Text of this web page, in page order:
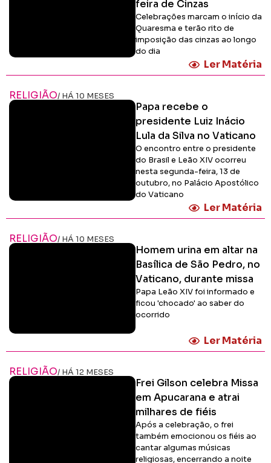
feira de Cinzas
Celebrações marcam o início da
Quaresma e terão rito de
imposição das cinzas ao longo
do dia
Ler Matéria
RELIGIÃO/ HÁ 10 MESES
Papa recebe o
presidente Luiz Inácio
Lula da Silva no Vaticano
O encontro entre o presidente
do Brasil e Leão XIV ocorreu
nesta segunda-feira, 13 de
outubro, no Palácio Apostólico
do Vaticano
Ler Matéria
RELIGIÃO/ HÁ 10 MESES
Homem urina em altar na
Basílica de São Pedro, no
Vaticano, durante missa
Papa Leão XIV foi informado e
ficou 'chocado' ao saber do
ocorrido
Ler Matéria
RELIGIÃO/ HÁ 12 MESES
Frei Gilson celebra Missa
em Apucarana e atrai
milhares de fiéis
Após a celebração, o frei
também emocionou os fiéis ao
cantar algumas músicas
religiosas, encerrando a noite